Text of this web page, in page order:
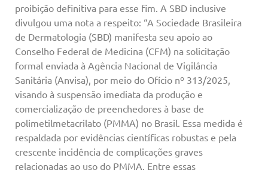
proibição definitiva para esse fim. A SBD inclusive
divulgou uma nota a respeito: “A Sociedade Brasileira
de Dermatologia (SBD) manifesta seu apoio ao
Conselho Federal de Medicina (CFM) na solicitação
formal enviada à Agência Nacional de Vigilância
Sanitária (Anvisa), por meio do Ofício nº 313/2025,
visando à suspensão imediata da produção e
comercialização de preenchedores à base de
polimetilmetacrilato (PMMA) no Brasil. Essa medida é
respaldada por evidências científicas robustas e pela
crescente incidência de complicações graves
relacionadas ao uso do PMMA. Entre essas